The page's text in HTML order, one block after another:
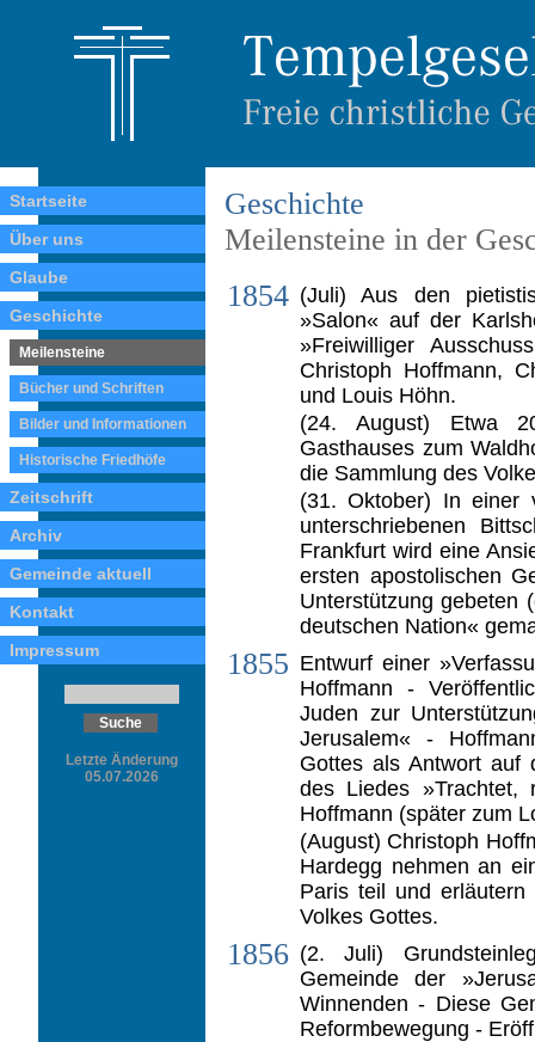
Startseite
Über uns
Glaube
Geschichte
Meilensteine
Bücher und Schriften
Bilder und Informationen
Historische Friedhöfe
Zeitschrift
Archiv
Gemeinde aktuell
Kontakt
Impressum
Letzte Änderung
05.07.2026
Geschichte
Meilensteine in der
1854 (Juli) Aus den
»Salon« auf der
»Freiwilliger
Christoph Hoffmann,
und Louis Höhn.
(24. August) Etwa
Gasthauses zum
die Sammlung des
(31. Oktober) In einer
unterschriebenen
Frankfurt wird eine
ersten apostolischen
Unterstützung gebeten
deutschen Nation«
1855 Entwurf einer
Hoffmann -
Juden zur
Jerusalem« -
Gottes als Antwort auf
des Liedes »Trachtet,
Hoffmann (später zum
(August) Christoph
Hardegg nehmen an
Paris teil und
Volkes Gottes.
1856 (2. Juli)
Gemeinde der
Winnenden - Diese
Reformbewegung -